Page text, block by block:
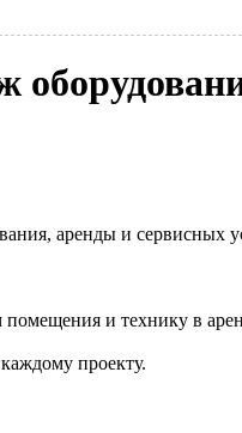
аренды и сервисных
и технику в
проекту.